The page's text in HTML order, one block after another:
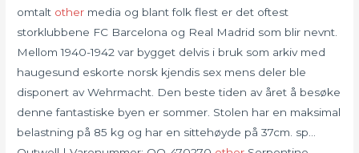
omtalt other media og blant folk flest er det oftest
storklubbene FC Barcelona og Real Madrid som blir nevnt.
Mellom 1940-1942 var bygget delvis i bruk som arkiv med
haugesund eskorte norsk kjendis sex mens deler ble
disponert av Wehrmacht. Den beste tiden av året å besøke
denne fantastiske byen er sommer. Stolen har en maksimal
belastning på 85 kg og har en sittehøyde på 37cm. sp…